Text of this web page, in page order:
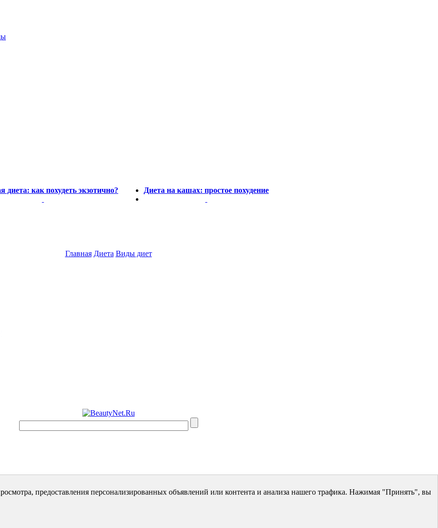
диета: как похудеть экзотично? Диета на кашах: простое похудение
Главная Диета Виды диет
предоставления персонализированных объявлений или контента и анализа нашего трафика. Нажимая "Принять", вы